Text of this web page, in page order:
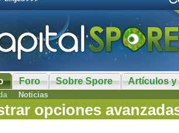
Foro Sobre Spore Artículos y
Noticias
opciones